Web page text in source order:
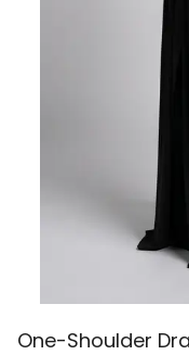
One-Shoulder